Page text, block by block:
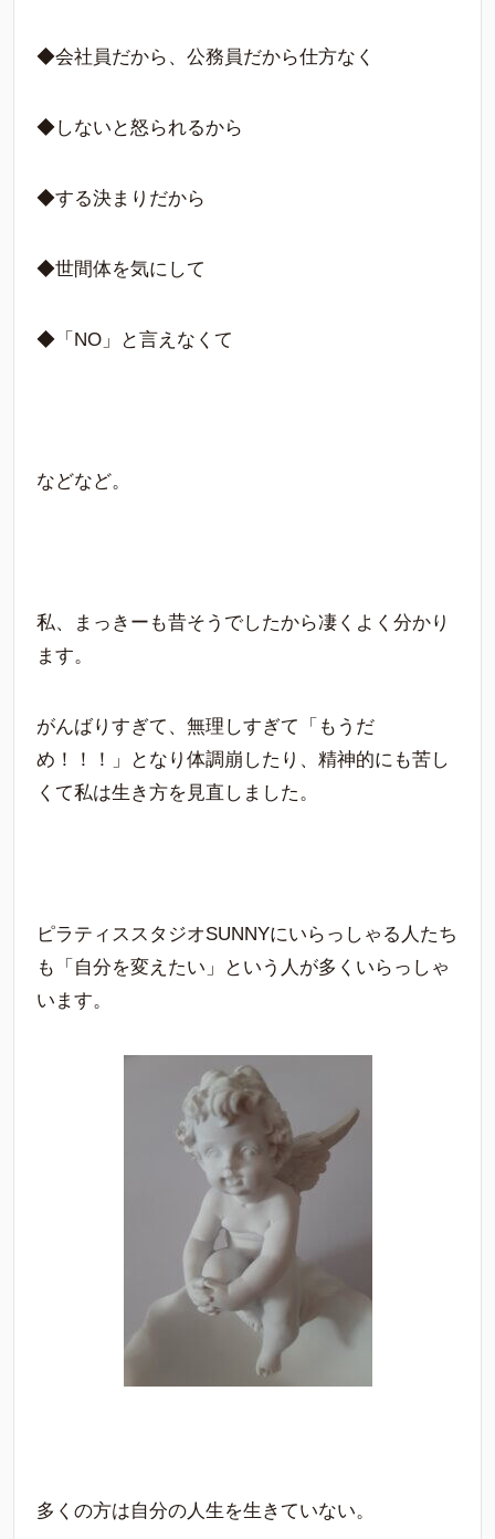
◆会社員だから、公務員だから仕方なく
◆しないと怒られるから
◆する決まりだから
◆世間体を気にして
◆「NO」と言えなくて
などなど。
私、まっきーも昔そうでしたから凄くよく分かり
ます。
がんばりすぎて、無理しすぎて「もうだ
め！！！」となり体調崩したり、精神的にも苦し
くて私は生き方を見直しました。
ピラティススタジオSUNNYにいらっしゃる人たち
も「自分を変えたい」という人が多くいらっしゃ
います。
多くの方は自分の人生を生きていない。